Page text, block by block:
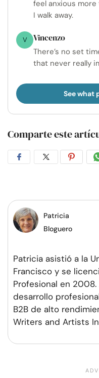
feel anxious
I walk away.
V Vincenzo
There’s no set
that never really
See what
Comparte este
CompartirCompartir
Patricia
Bloguero
Patricia asistió a la
Francisco y se
Profesional en
desarrollo
B2B de alto
Writers and Artists